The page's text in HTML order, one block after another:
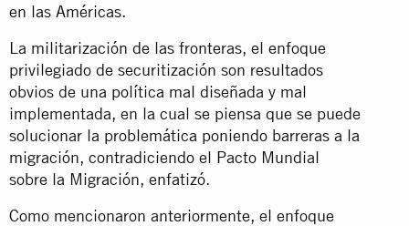
en las Américas.
La militarización de las fronteras, el enfoque
privilegiado de securitización son resultados
obvios de una política mal diseñada y mal
implementada, en la cual se piensa que se puede
solucionar la problemática poniendo barreras a la
migración, contradiciendo el Pacto Mundial
sobre la Migración, enfatizó.
Como mencionaron anteriormente, el enfoque